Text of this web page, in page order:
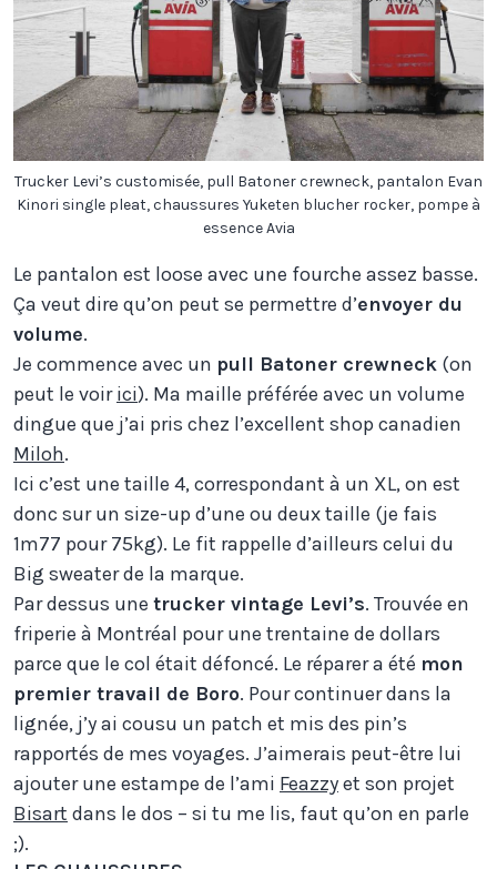
Trucker Levi’s customisée, pull Batoner crewneck, pantalon Evan
Kinori single pleat, chaussures Yuketen blucher rocker, pompe à
essence Avia
Le pantalon est loose avec une fourche assez basse.
Ça veut dire qu’on peut se permettre d’envoyer du
volume.
Je commence avec un pull Batoner crewneck (on
peut le voirici). Ma maille préférée avec un volume
dingue que j’ai pris chez l’excellent shop canadien
Miloh.
Ici c’est une taille 4, correspondant à un XL, on est
donc sur un size-up d’une ou deux taille (je fais
1m77 pour 75kg). Le fit rappelle d’ailleurs celui du
Big sweater de la marque.
Par dessus une trucker vintage Levi’s. Trouvée en
friperie à Montréal pour une trentaine de dollars
parce que le col était défoncé. Le réparer a été mon
premier travail de Boro. Pour continuer dans la
lignée, j’y ai cousu un patch et mis des pin’s
rapportés de mes voyages. J’aimerais peut-être lui
ajouter une estampe de l’ami Feazzyet son projet
Bisart dans le dos – si tu me lis, faut qu’on en parle
;).